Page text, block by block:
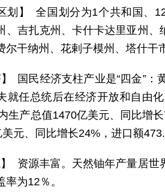
划】 全国划分为1个共和国、
、吉扎克州、卡什卡达里亚州、
尔干纳州、花剌子模州、塔什干
】 国民经济支柱产业是“四金”：
就任总统后在经济开放和自由
生产总值1470亿美元、同比增
元、同比增长24%，进口额
】 资源丰富。天然铀年产量居
为12％。